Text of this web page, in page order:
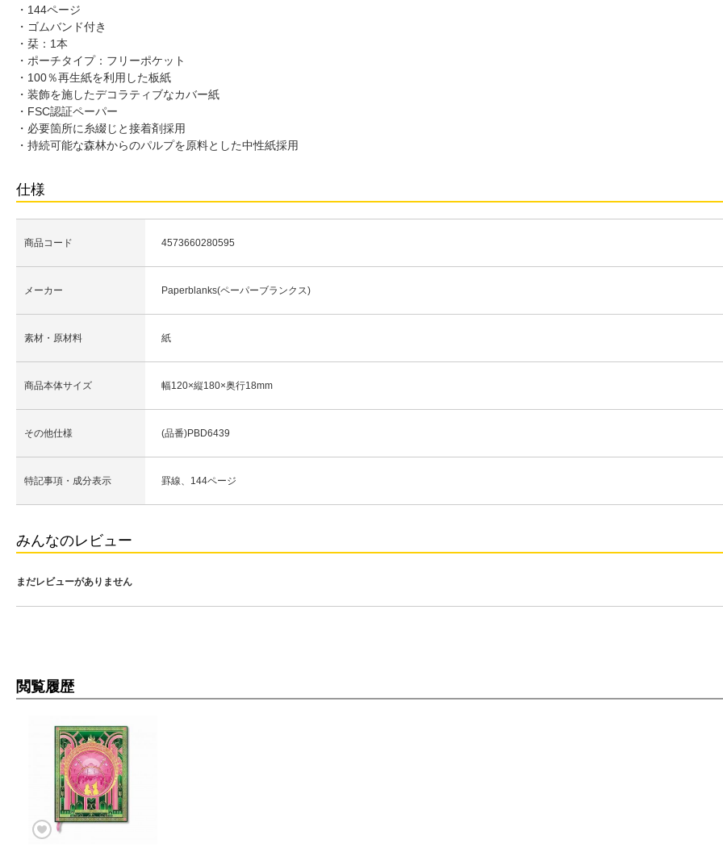
・144ページ
・ゴムバンド付き
・栞：1本
・ポーチタイプ：フリーポケット
・100％再生紙を利用した板紙
・装飾を施したデコラティブなカバー紙
・FSC認証ペーパー
・必要箇所に糸綴じと接着剤採用
・持続可能な森林からのパルプを原料とした中性紙採用
仕様
商品コード 4573660280595
メーカー Paperblanks(ペーパーブランクス)
素材・原材料 紙
商品本体サイズ 幅120×縦180×奥行18mm
その他仕様 (品番)PBD6439
特記事項・成分表示 罫線、144ページ
みんなのレビュー
まだレビューがありません
閲覧履歴